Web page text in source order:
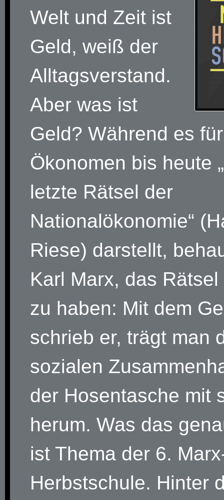
Welt und Zeit ist
Geld, weiß der
Alltagsverstand.
Aber was ist
Geld? Während es
Ökonomen bis heute
letzte Rätsel der
Nationalökonomie“
Riese) darstellt,
Karl Marx, das
zu haben: Mit dem
schrieb er, trägt man
sozialen
der Hosentasche mit
herum. Was das
ist Thema der 6.
Herbstschule. Hinter